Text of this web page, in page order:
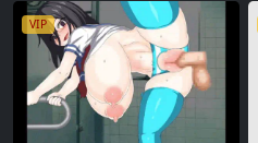
VIP